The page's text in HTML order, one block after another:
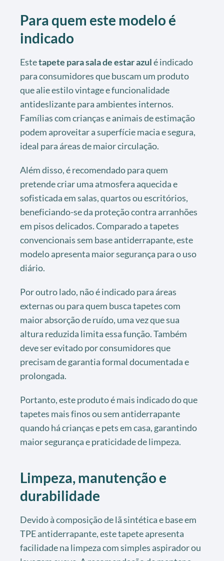
Para quem este modelo é
indicado
Estetapete para sala de estar azulé indicado
para consumidores que buscam um produto
que alie estilo vintage e funcionalidade
antideslizante para ambientes internos.
Famílias com crianças e animais de estimação
podem aproveitar a superfície macia e segura,
ideal para áreas de maior circulação.
Além disso, é recomendado para quem
pretende criar uma atmosfera aquecida e
sofisticada em salas, quartos ou escritórios,
beneficiando-se da proteção contra arranhões
em pisos delicados. Comparado a tapetes
convencionais sem base antiderrapante, este
modelo apresenta maior segurança para o uso
diário.
Por outro lado, não é indicado para áreas
externas ou para quem busca tapetes com
maior absorção de ruído, uma vez que sua
altura reduzida limita essa função. Também
deve ser evitado por consumidores que
precisam de garantia formal documentada e
prolongada.
Portanto, este produto é mais indicado do que
tapetes mais finos ou sem antiderrapante
quando há crianças e pets em casa, garantindo
maior segurança e praticidade de limpeza.
Limpeza, manutenção e
durabilidade
Devido à composição de lã sintética e base em
TPE antiderrapante, este tapete apresenta
facilidade na limpeza com simples aspirador ou